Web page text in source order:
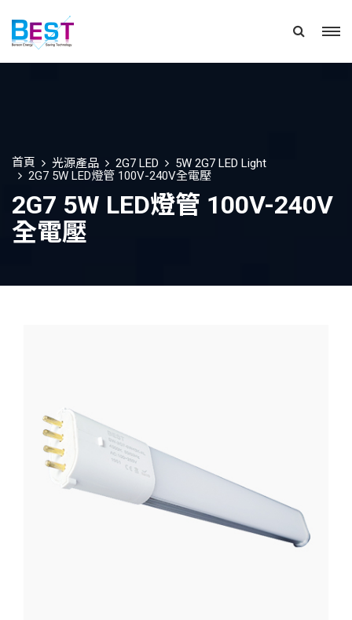
首頁 光源產品 2G7 LED
5W 2G7 LED Light
2G7 5W LED燈管 100V-240V全電壓
2G7 5W LED燈管 100V-240V
全電壓